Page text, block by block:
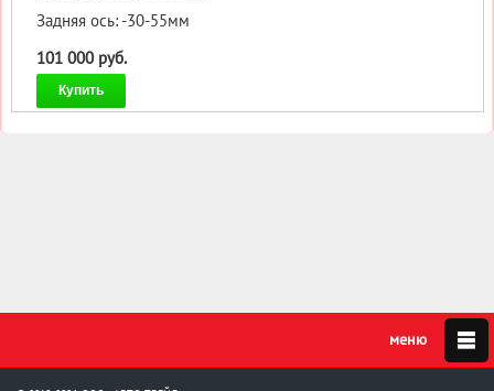
Задняя ось: -30-55мм
101 000 руб.
Купить